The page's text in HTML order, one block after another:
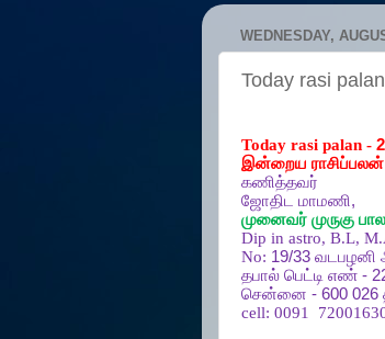
WEDNESDAY,
Today rasi
Today rasi palan -
இன்றைய ராசிப்பலன்
கணித்தவர்
ஜோதிட
மாமணி,
முனைவர் முருகு பால
Dip in astro, B.L,
No: 19/33 வடபழனி
தபால் பெட்டி எண்-
சென்னை - 600 026
cell: 0091